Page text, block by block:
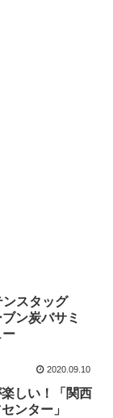
スタッグ
ン炭バサミ
ー
2020.09.10
しい！「関西
ンター」